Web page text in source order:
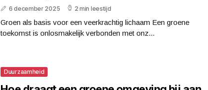
6 december 2025 2 min leestijd
Groen als basis voor een veerkrachtig lichaam Een groene
toekomst is onlosmakelijk verbonden met onz...
Duurzaamheid